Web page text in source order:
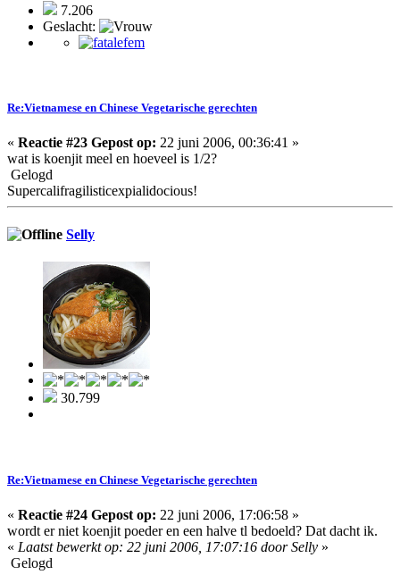
7.206
Geslacht:
Re:Vietnamese en Chinese Vegetarische gerechten
« Reactie #23 Gepost op: 22 juni 2006, 00:36:41 »
wat is koenjit meel en hoeveel is 1/2?
Gelogd
Supercalifragilisticexpialidocious!
Selly
30.799
Re:Vietnamese en Chinese Vegetarische gerechten
« Reactie #24 Gepost op: 22 juni 2006, 17:06:58 »
wordt er niet koenjit poeder en een halve tl bedoeld? Dat dacht ik.
« Laatst bewerkt op: 22 juni 2006, 17:07:16 door Selly »
Gelogd